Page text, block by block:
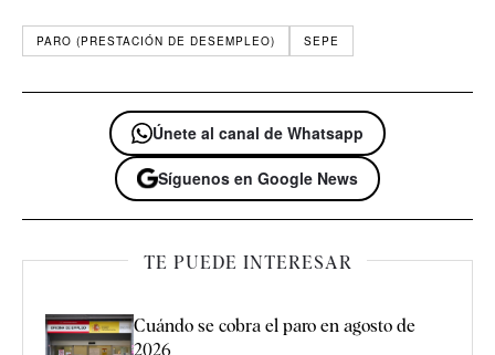
PARO (PRESTACIÓN DE DESEMPLEO) SEPE
Únete al canal de Whatsapp
Síguenos en Google News
TE PUEDE INTERESAR
Cuándo se cobra el paro en agosto de
2026